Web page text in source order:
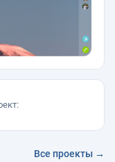
Все проекты →